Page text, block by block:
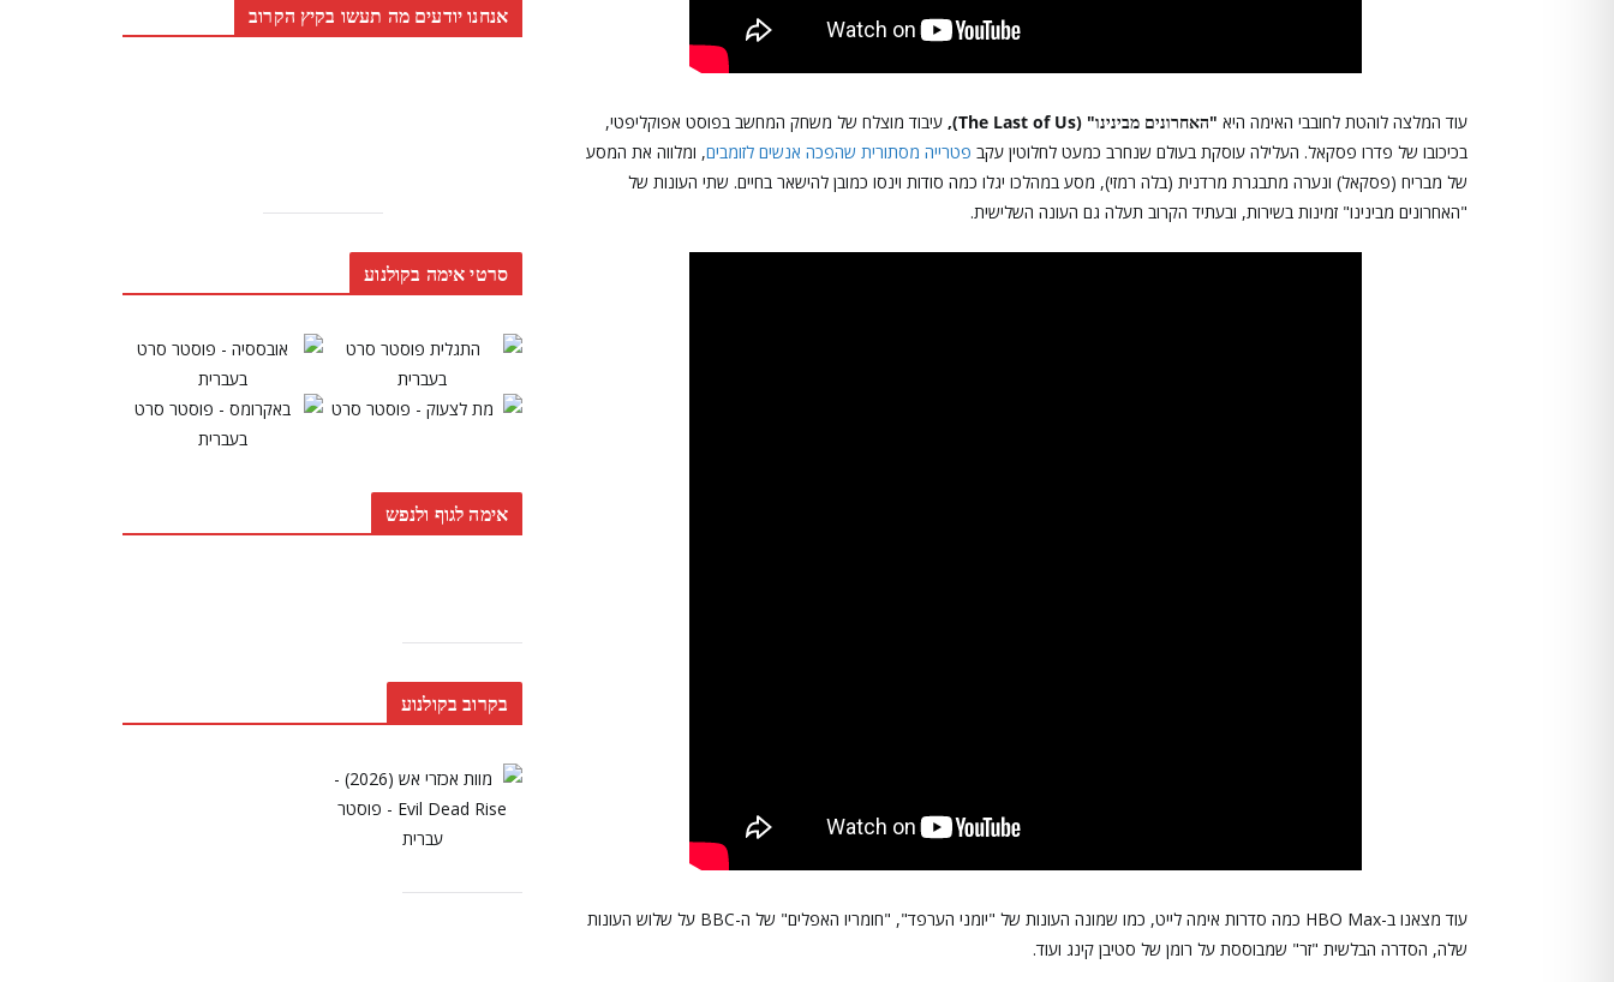
עוד המלצה לוהטת לחובבי האימה היא "האחרונים מבינינו" (The Last of Us),
עיבוד מוצלח של משחק המחשב בפוסט אפוקליפטי,
בכיכובו של פדרו פסקאל. העלילה עוסקת בעולם שנחרב כמעט לחלוטין עקב פטרייה מסתורית שהפכה אנשים לזומבים, ומלווה את המסע
של מבריח (פסקאל) ונערה מתבגרת מרדנית (בלה רמזי), מסע במהלכו יגלו כמה סודות וינסו כמובן להישאר בחיים. שתי העונות של
"האחרונים מבינינו" זמינות בשירות, ובעתיד הקרוב תעלה גם העונה השלישית.
עוד מצאנו ב-HBO Max כמה סדרות אימה לייט, כמו שמונה העונות של "יומני הערפד", "חומריו האפלים" של ה-BBC על שלוש העונות
שלה, הסדרה הבלשית "זר" שמבוססת על רומן של סטיבן קינג ועוד.
אנחנו יודעים מה תעשו בקיץ הקרוב
סרטי אימה בקולנוע
אימה לגוף ולנפש
בקרוב בקולנוע